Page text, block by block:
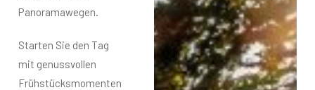
Panoramawegen.
Starten Sie den Tag
mit genussvollen
Frühstücksmomenten